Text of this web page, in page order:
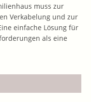
muss zur
Verkabelung und zur
einfache Lösung für
als eine